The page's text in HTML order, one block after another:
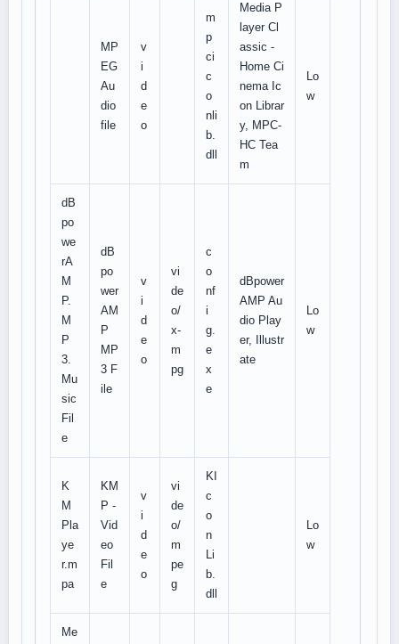
MP
EG
Au
dio
file
v
i
d
e
o
m
p
ci
c
o
nli
b.
dll
Media P
layer Cl
assic -
Home Ci
nema Ic
on Librar
y, MPC-
HC Tea
m
Lo
w
dB
po
we
rA
M
P.
M
P
3.
Mu
sic
Fil
e
dB
po
wer
AM
P
MP
3 F
ile
v
i
d
e
o
vi
de
o/
x-
m
pg
c
o
nf
i
g.
e
x
e
dBpower
AMP Au
dio Play
er, Illustr
ate
Lo
w
K
M
Pla
ye
r.m
pa
KM
P -
Vid
eo
Fil
e
v
i
d
e
o
vi
de
o/
m
pe
g
KI
c
o
n
Li
b.
dll
Lo
w
Me